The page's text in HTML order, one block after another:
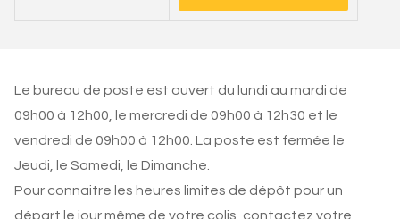
Le bureau de poste est ouvert du lundi au mardi de
09h00 à 12h00, le mercredi de 09h00 à 12h30 et le
vendredi de 09h00 à 12h00. La poste est fermée le
Jeudi, le Samedi, le Dimanche.
Pour connaitre les heures limites de dépôt pour un
départ le jour même de votre colis, contactez votre